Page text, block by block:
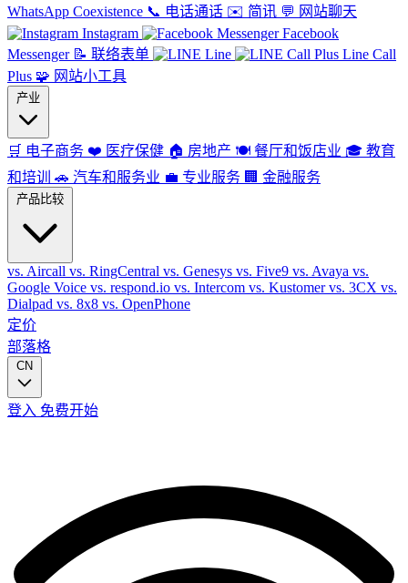
WhatsApp Coexistence 📞 电话通话 ✉️ 简讯 💬 网站聊天
Instagram
Facebook
Messenger 📝 联络表单 Line
Line Call
Plus 🧩 网站小工具
产业
🛒 电子商务 ❤️ 医疗保健 🏠 房地产 🍽️ 餐厅和饭店业 🎓 教育
和培训
🚗 汽车和服务业 💼 专业服务 🏢 金融服务
产品比较
vs. Aircall vs. RingCentral vs. Genesys vs. Five9 vs. Avaya vs.
Google Voice vs. respond.io vs. Intercom vs. Kustomervs. 3CX vs.
Dialpad vs. 8x8 vs. OpenPhone
定价
部落格
CN
登入 免费开始